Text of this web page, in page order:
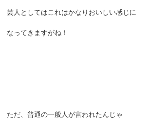
芸人としてはこれはかなりおいしい感じに
なってきますがね！
ただ、普通の一般人が言われたんじゃ